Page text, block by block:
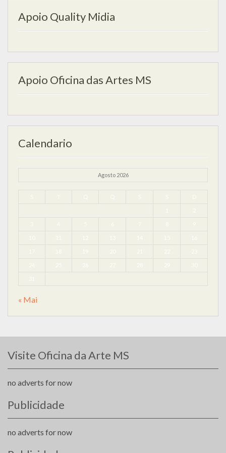
Apoio Quality Midia
Apoio Oficina das Artes MS
Calendario
Agosto 2026
S T Q Q S S D
1
3 4 5 6 7 8 9
10 11 12 13 14 15 16
17 18 19 20 21 23
24 25 26 27 28 29 30
31
« Mai
Visite Oficina da Arte MS
no adverts for now
Publicidade
no adverts for now